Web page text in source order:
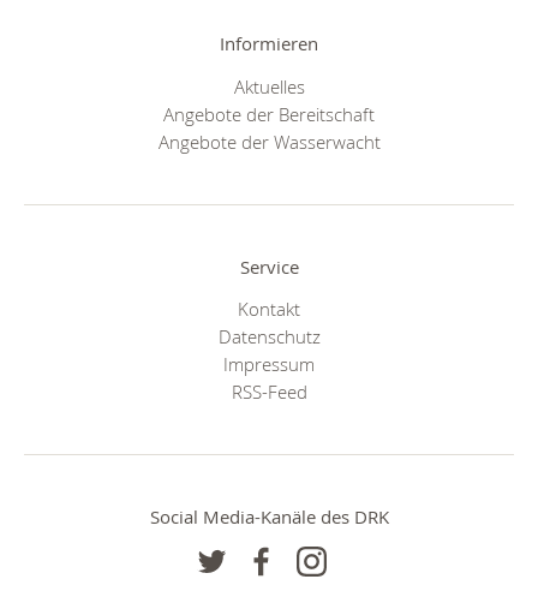
Informieren
Aktuelles
Angebote der Bereitschaft
Angebote der Wasserwacht
Service
Kontakt
Datenschutz
Impressum
RSS-Feed
Social Media-Kanäle des DRK